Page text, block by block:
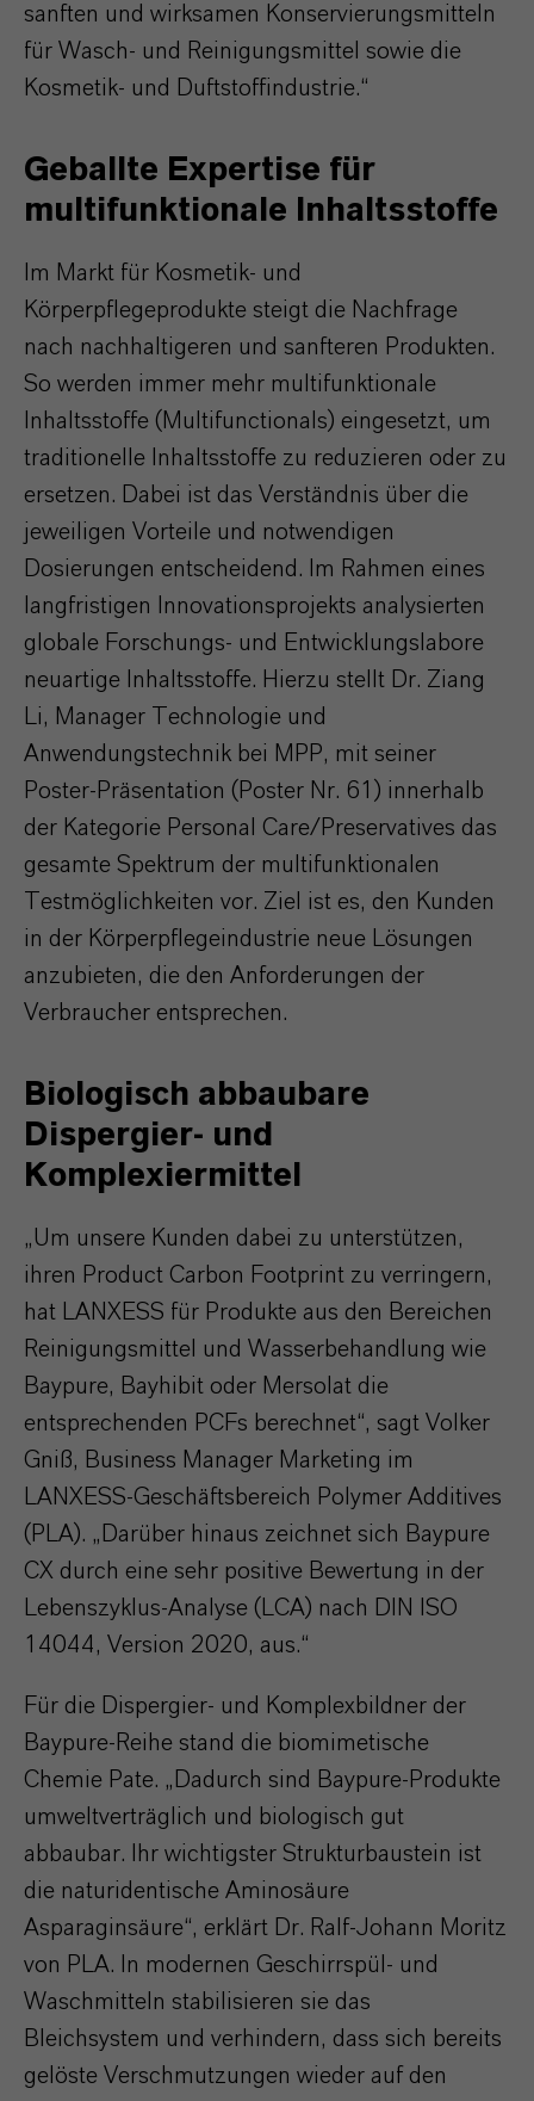
sanften und wirksamen Konservierungsmitteln
für Wasch- und Reinigungsmittel sowie die
Kosmetik- und Duftstoffindustrie.“
Geballte Expertise für
multifunktionale Inhaltsstoffe
Im Markt für Kosmetik- und
Körperpflegeprodukte steigt die Nachfrage
nach nachhaltigeren und sanfteren Produkten.
So werden immer mehr multifunktionale
Inhaltsstoffe (Multifunctionals) eingesetzt, um
traditionelle Inhaltsstoffe zu reduzieren oder zu
ersetzen. Dabei ist das Verständnis über die
jeweiligen Vorteile und notwendigen
Dosierungen entscheidend. Im Rahmen eines
langfristigen Innovationsprojekts analysierten
globale Forschungs- und Entwicklungslabore
neuartige Inhaltsstoffe. Hierzu stellt Dr. Ziang
Li, Manager Technologie und
Anwendungstechnik bei MPP, mit seiner
Poster-Präsentation (Poster Nr. 61) innerhalb
der Kategorie Personal Care/Preservatives das
gesamte Spektrum der multifunktionalen
Testmöglichkeiten vor. Ziel ist es, den Kunden
in der Körperpflegeindustrie neue Lösungen
anzubieten, die den Anforderungen der
Verbraucher entsprechen.
Biologisch abbaubare
Dispergier- und
Komplexiermittel
„Um unsere Kunden dabei zu unterstützen,
ihren Product Carbon Footprint zu verringern,
hat LANXESS für Produkte aus den Bereichen
Reinigungsmittel und Wasserbehandlung wie
Baypure, Bayhibit oder Mersolat die
entsprechenden PCFs berechnet“, sagt Volker
Gniß, Business Manager Marketing im
LANXESS-Geschäftsbereich Polymer Additives
(PLA). „Darüber hinaus zeichnet sich Baypure
CX durch eine sehr positive Bewertung in der
Lebenszyklus-Analyse (LCA) nach DIN ISO
14044, Version 2020, aus.“
Für die Dispergier- und Komplexbildner der
Baypure-Reihe stand die biomimetische
Chemie Pate. „Dadurch sind Baypure-Produkte
umweltverträglich und biologisch gut
abbaubar. Ihr wichtigster Strukturbaustein ist
die naturidentische Aminosäure
Asparaginsäure“, erklärt Dr. Ralf-Johann Moritz
von PLA. In modernen Geschirrspül- und
Waschmitteln stabilisieren sie das
Bleichsystem und verhindern, dass sich bereits
gelöste Verschmutzungen wieder auf den